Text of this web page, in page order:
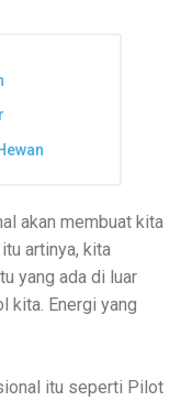
akan membuat kita
artinya, kita
yang ada di luar
kita. Energi yang
itu seperti Pilot